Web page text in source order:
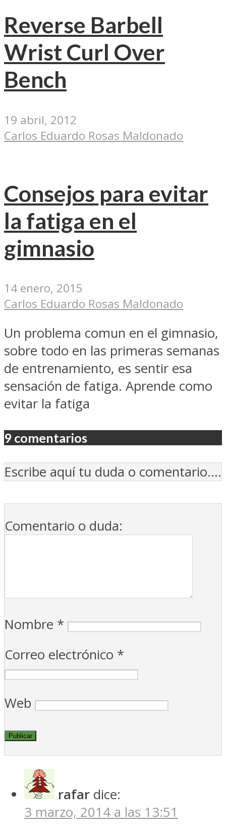
Reverse Barbell
Wrist Curl Over
Bench
19 abril, 2012
Carlos Eduardo Rosas Maldonado
Consejos para evitar
la fatiga en el
gimnasio
14 enero, 2015
Carlos Eduardo Rosas Maldonado
Un problema comun en el gimnasio,
sobre todo en las primeras semanas
de entrenamiento, es sentir esa
sensación de fatiga. Aprende como
evitar la fatiga
9 comentarios
Escribe aquí tu duda o comentario....
Comentario o duda:
Nombre *
Correo electrónico *
Web
rafar dice:
3 marzo, 2014 a las 13:51